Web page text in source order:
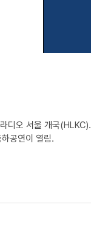
디오 서울 개국(HLKC).
공연이 열림.